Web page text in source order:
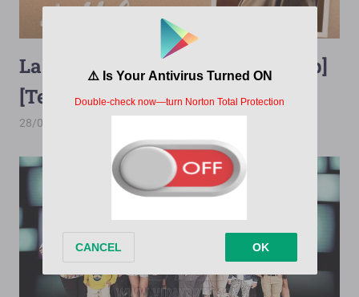
La Sombra de Helena [2014][720p]
[Terabox][150/150]
28/07/2026